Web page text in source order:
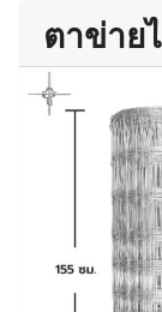
ตาข่าย